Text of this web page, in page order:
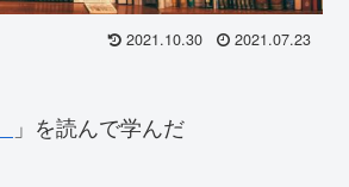
2021.10.30 2021.07.23
」を読んで学んだ